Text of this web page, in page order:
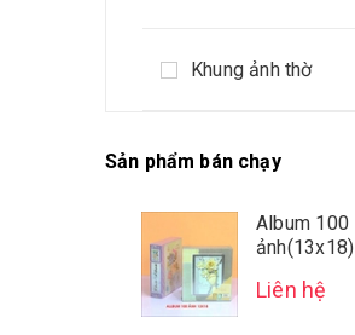
Khung ảnh thờ
Sản phẩm bán chạy
Album 100
ảnh(13x18)
Liên hệ